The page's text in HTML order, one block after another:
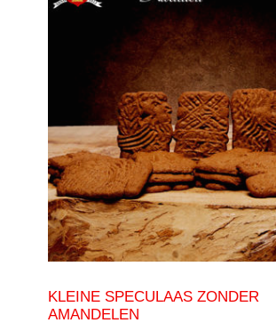
KLEINE SPECULAAS ZONDER
AMANDELEN